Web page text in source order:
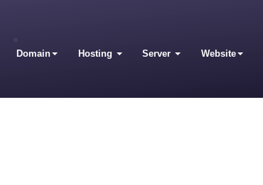
Domain Hosting Server Website